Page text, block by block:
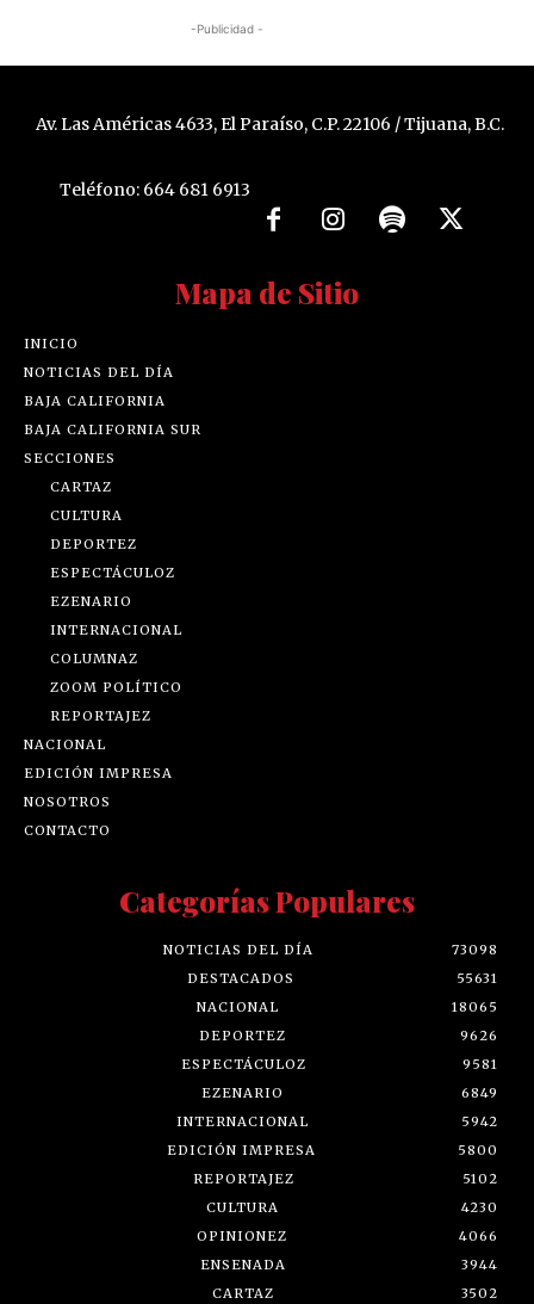
-Publicidad -
Av. Las Américas 4633, El Paraíso, C.P. 22106 / Tijuana, B.C.
Teléfono: 664 681 6913
Mapa de Sitio
INICIO
NOTICIAS DEL DÍA
BAJA CALIFORNIA
BAJA CALIFORNIA SUR
SECCIONES
CARTAZ
CULTURA
DEPORTEZ
ESPECTÁCULOZ
EZENARIO
INTERNACIONAL
COLUMNAZ
ZOOM POLÍTICO
REPORTAJEZ
NACIONAL
EDICIÓN IMPRESA
NOSOTROS
CONTACTO
Categorías Populares
NOTICIAS DEL DÍA
73098
DESTACADOS
55631
NACIONAL
18065
DEPORTEZ
9626
ESPECTÁCULOZ
9581
EZENARIO
6849
INTERNACIONAL
5942
EDICIÓN IMPRESA
5800
REPORTAJEZ
5102
CULTURA
4230
OPINIONEZ
4066
ENSENADA
3944
CARTAZ
3502